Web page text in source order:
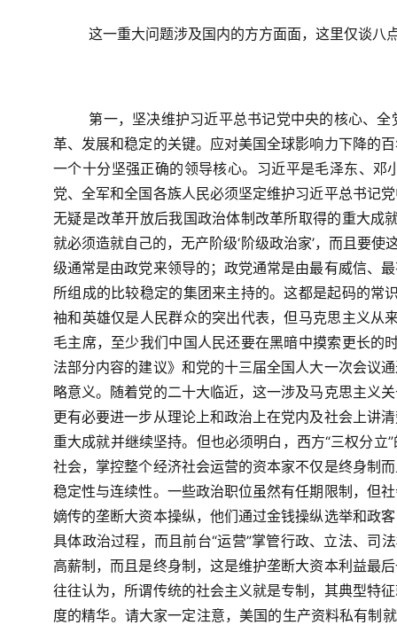
这一重大问题涉及国内的方方面面，这里仅谈八
第一，坚决维护习近平总书记党中央的核心、
革、发展和稳定的关键。应对美国全球影响力下降的
一个十分坚强正确的领导核心。习近平是毛泽东、
党、全军和全国各族人民必须坚定维护习近平总书记
无疑是改革开放后我国政治体制改革所取得的重大成
就必须造就自己的，无产阶级‘阶级政治家’，而且要
级通常是由政党来领导的；政党通常是由最有威信、
所组成的比较稳定的集团来主持的。这都是起码的常
袖和英雄仅是人民群众的突出代表，但马克思主义从
毛主席，至少我们中国人民还要在黑暗中摸索更长的
法部分内容的建议》和党的十三届全国人大一次会议
略意义。随着党的二十大临近，这一涉及马克思主义
更有必要进一步从理论上和政治上在党内及社会上讲
重大成就并继续坚持。但也必须明白，西方“三权分
社会，掌控整个经济社会运营的资本家不仅是终身制
稳定性与连续性。一些政治职位虽然有任期限制，但
嫡传的垄断大资本操纵，他们通过金钱操纵选举和政
具体政治过程，而且前台“运营”掌管行政、立法、司
高薪制，而且是终身制，这是维护垄断大资本利益最
往往认为，所谓传统的社会主义就是专制，其典型特
度的精华。请大家一定注意，美国的生产资料私有制